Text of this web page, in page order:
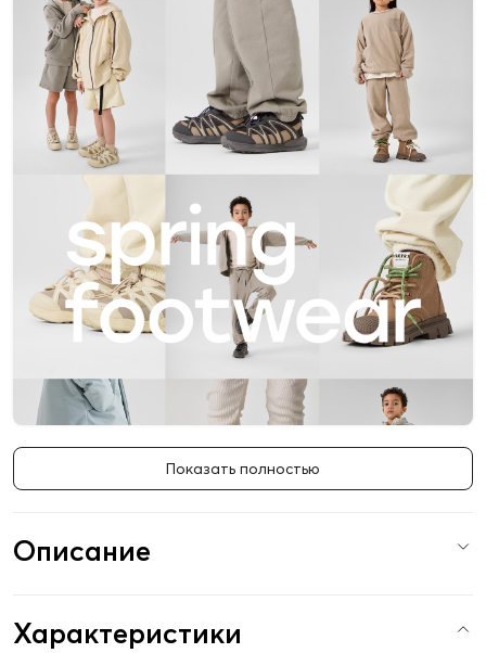
Показать полностью
Описание
Характеристики